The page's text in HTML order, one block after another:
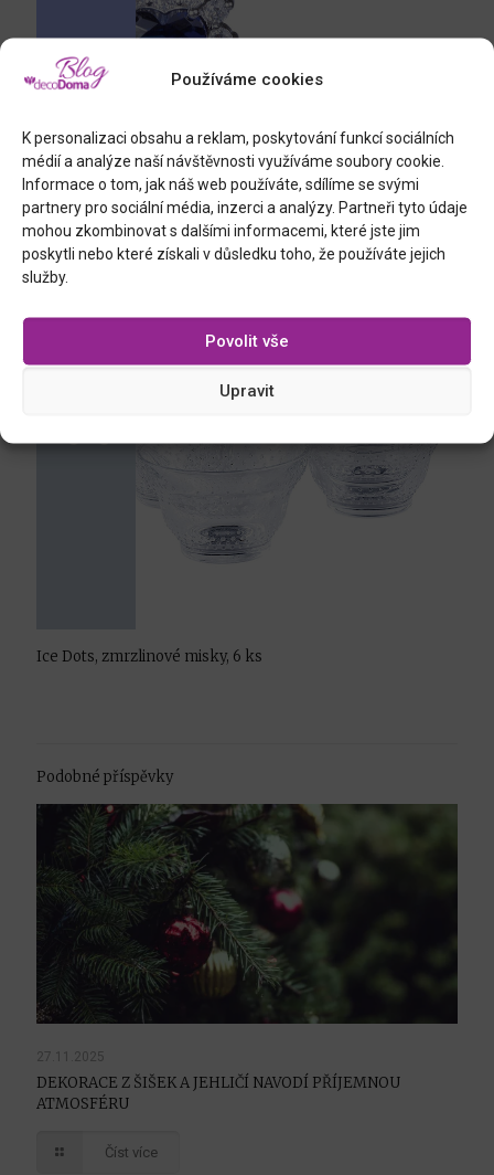
Používáme cookies
K personalizaci obsahu a reklam, poskytování funkcí sociálních
médií a analýze naší návštěvnosti využíváme soubory cookie.
Informace o tom, jak náš web používáte, sdílíme se svými
partnery pro sociální média, inzerci a analýzy. Partneři tyto údaje
mohou zkombinovat s dalšími informacemi, které jste jim
poskytli nebo které získali v důsledku toho, že používáte jejich
služby.
Povolit vše
Upravit
Srdce, souprava, 3 ks
Ice Dots, zmrzlinové misky, 6 ks
Podobné příspěvky
27.11.2025
DEKORACE Z ŠIŠEK A JEHLIČÍ NAVODÍ PŘÍJEMNOU
ATMOSFÉRU
Číst více